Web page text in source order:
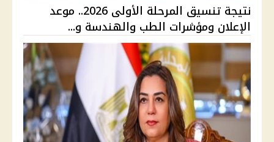
نتيجة تنسيق المرحلة الأولى 2026.. موعد
الإعلان ومؤشرات الطب والهندسة و...